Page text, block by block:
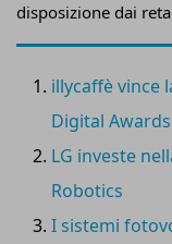
disposizione dai
d’acquistosempre
si affidano a
grado di assicurare
supply chain.
Italia di Esw,
border trade e nel
illycaffè vince
Digital Awards
LG investe
Robotics
I sistemi